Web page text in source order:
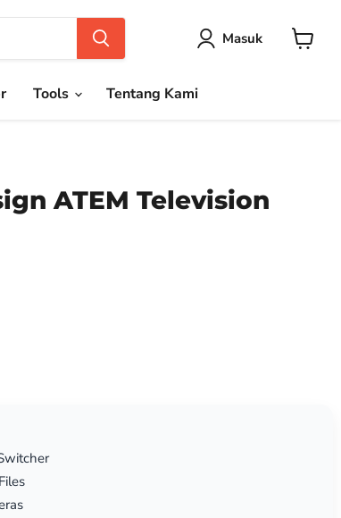
Masuk
Tools Tentang Kami
ATEM Television